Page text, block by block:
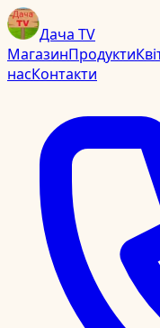
Дача TV
МагазинПродукти
насКонтакти